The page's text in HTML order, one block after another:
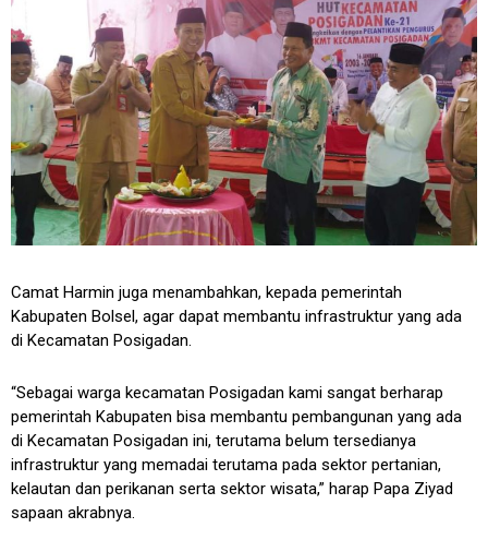
Camat Harmin juga menambahkan, kepada pemerintah
Kabupaten Bolsel, agar dapat membantu infrastruktur yang ada
di Kecamatan Posigadan.
“Sebagai warga kecamatan Posigadan kami sangat berharap
pemerintah Kabupaten bisa membantu pembangunan yang ada
di Kecamatan Posigadan ini, terutama belum tersedianya
infrastruktur yang memadai terutama pada sektor pertanian,
kelautan dan perikanan serta sektor wisata,” harap Papa Ziyad
sapaan akrabnya.